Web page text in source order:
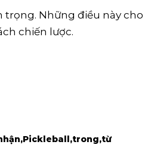
trọng. Những điều này cho
chiến lược.
Pickleball trong từ